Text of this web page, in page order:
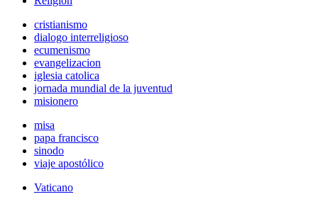
cristianismo
dialogo interreligioso
ecumenismo
evangelizacion
iglesia catolica
jornada mundial de la juventud
misionero
misa
papa francisco
sinodo
viaje apostólico
Vaticano